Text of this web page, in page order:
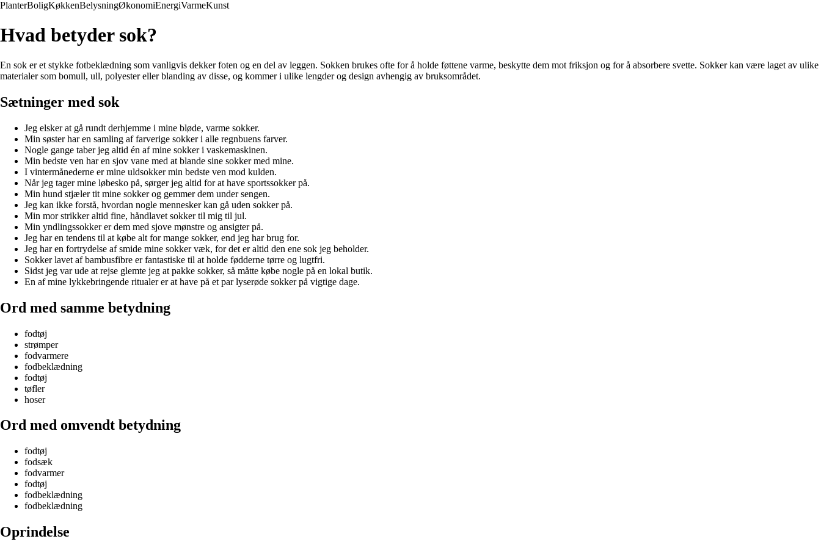
PlanterBoligKøkkenBelysningØkonomiEnergiVarmeKunst
Hvad betyder sok?
En sok er et stykke fotbeklædning som vanligvis dekker foten og en del av leggen. Sokken brukes ofte for å holde føttene varme, beskytte dem mot friksjon og for å absorbere svette. Sokker kan være laget av ulike
materialer som bomull, ull, polyester eller blanding av disse, og kommer i ulike lengder og design avhengig av bruksområdet.
Sætninger med sok
Jeg elsker at gå rundt derhjemme i mine bløde, varme sokker.
Min søster har en samling af farverige sokker i alle regnbuens farver.
Nogle gange taber jeg altid én af mine sokker i vaskemaskinen.
Min bedste ven har en sjov vane med at blande sine sokker med mine.
I vintermånederne er mine uldsokker min bedste ven mod kulden.
Når jeg tager mine løbesko på, sørger jeg altid for at have sportssokker på.
Min hund stjæler tit mine sokker og gemmer dem under sengen.
Jeg kan ikke forstå, hvordan nogle mennesker kan gå uden sokker på.
Min mor strikker altid fine, håndlavet sokker til mig til jul.
Min yndlingssokker er dem med sjove mønstre og ansigter på.
Jeg har en tendens til at købe alt for mange sokker, end jeg har brug for.
Jeg har en fortrydelse af smide mine sokker væk, for det er altid den ene sok jeg beholder.
Sokker lavet af bambusfibre er fantastiske til at holde fødderne tørre og lugtfri.
Sidst jeg var ude at rejse glemte jeg at pakke sokker, så måtte købe nogle på en lokal butik.
En af mine lykkebringende ritualer er at have på et par lyserøde sokker på vigtige dage.
Ord med samme betydning
fodtøj
strømper
fodvarmere
fodbeklædning
fodtøj
tøfler
hoser
Ord med omvendt betydning
fodtøj
fodsæk
fodvarmer
fodtøj
fodbeklædning
fodbeklædning
Oprindelse